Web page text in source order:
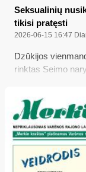
Seksualinių
tikisi pratęsti
2026-06-15 16:47
Dzūkijos
rinktas Seimo
seksualinių
senaties
Agnė Bilotaitė...